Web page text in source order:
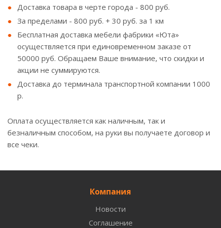
Доставка товара в черте города - 800 руб.
За пределами - 800 руб. + 30 руб. за 1 км
Бесплатная доставка мебели фабрики «Юта»
осуществляется при единовременном заказе от
50000 руб. Обращаем Ваше внимание, что скидки и
акции не суммируются.
Доставка до терминала транспортной компании 1000
р.
Оплата осуществляется как наличным, так и
безналичным способом, на руки вы получаете договор и
все чеки.
Компания
Новости
Соглашение